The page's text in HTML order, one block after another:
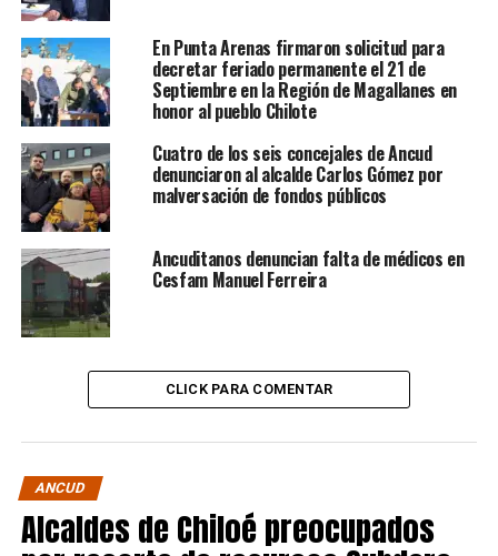
En Punta Arenas firmaron solicitud para
decretar feriado permanente el 21 de
Septiembre en la Región de Magallanes en
honor al pueblo Chilote
Cuatro de los seis concejales de Ancud
denunciaron al alcalde Carlos Gómez por
malversación de fondos públicos
Ancuditanos denuncian falta de médicos en
Cesfam Manuel Ferreira
CLICK PARA COMENTAR
ANCUD
Alcaldes de Chiloé preocupados